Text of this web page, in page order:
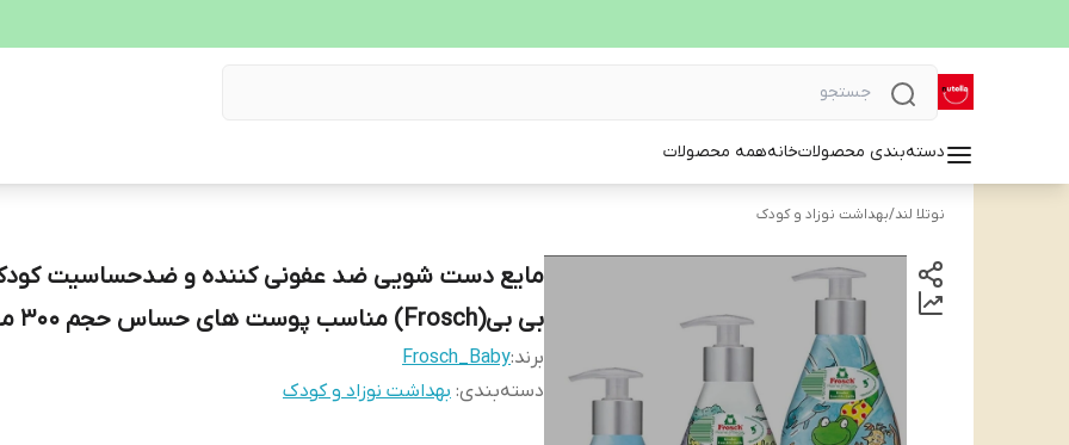
دسته‌بندی محصولاتخانههمه محصولات
نوتلا لند/بهداشت نوزاد و کودک
مایع دست شویی ضد عفونی کننده و ضدحساسیت
بی بی(Frosch) مناسب پوست های حساس حجم 300 میلی لیتر
برند:Frosch_Baby
دسته‌بندی: بهداشت نوزاد و کودک